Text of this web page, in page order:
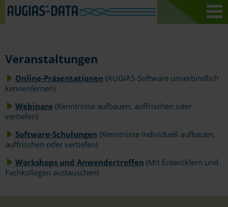
Veranstaltungen
Online-Präsentationen (AUGIAS-Software unverbindlich
kennenlernen)
Webinare (Kenntnisse aufbauen, auffrischen oder
vertiefen)
Software-Schulungen (Kenntnisse individuell aufbauen,
auffrischen oder vertiefen)
Workshops und Anwendertreffen (Mit Entwicklern und
Fachkollegen austauschen)